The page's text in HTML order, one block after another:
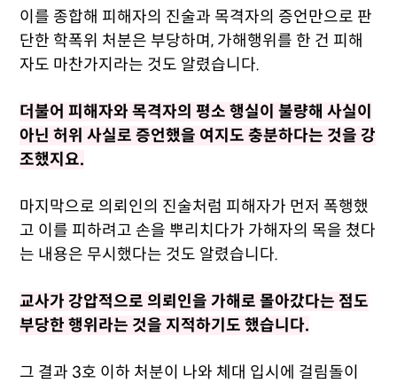
이를 종합해 피해자의 진술과 목격자의 증언만으로 판
단한 학폭위 처분은 부당하며, 가해행위를 한 건 피해
자도 마찬가지라는 것도 알렸습니다.
더불어 피해자와 목격자의 평소 행실이 불량해 사실이
아닌 허위 사실로 증언했을 여지도 충분하다는 것을 강
조했지요.
마지막으로 의뢰인의 진술처럼 피해자가 먼저 폭행했
고 이를 피하려고 손을 뿌리치다가 가해자의 목을 쳤다
는 내용은 무시했다는 것도 알렸습니다.
교사가 강압적으로 의뢰인을 가해로 몰아갔다는 점도
부당한 행위라는 것을 지적하기도 했습니다.
그 결과 3호 이하 처분이 나와 체대 입시에 걸림돌이